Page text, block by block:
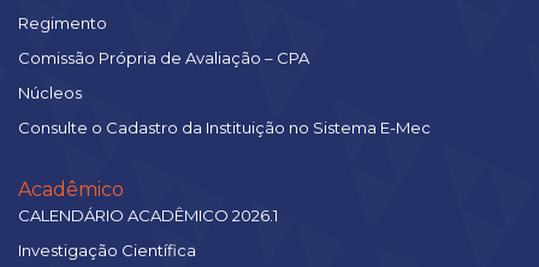
Regimento
Comissão Própria de Avaliação – CPA
Núcleos
Consulte o Cadastro da Instituição no Sistema E-Mec
Acadêmico
CALENDÁRIO ACADÊMICO 2026.1
Investigação Científica